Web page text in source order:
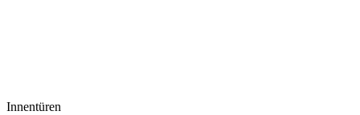
Innentüren